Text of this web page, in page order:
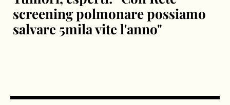
screening polmonare possiamo
salvare 5mila vite l'anno"